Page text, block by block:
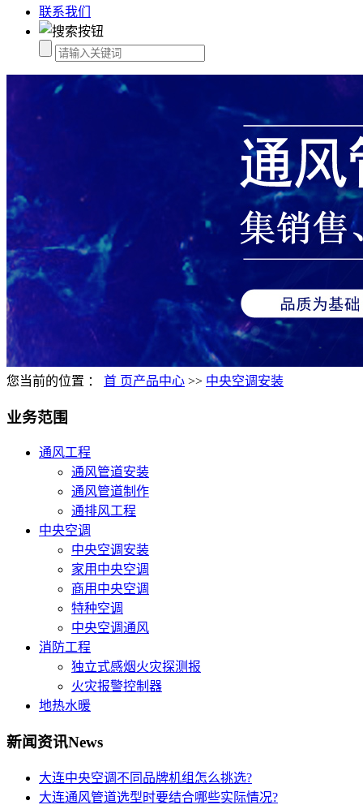
联系我们
您当前的位置 ： 首 页产品中心 >> 中央空调安装
业务范围
通风工程
通风管道安装
通风管道制作
通排风工程
中央空调
中央空调安装
家用中央空调
商用中央空调
特种空调
中央空调通风
消防工程
独立式感烟火灾探测报
火灾报警控制器
地热水暖
新闻资讯News
大连中央空调不同品牌机组怎么挑选?
大连通风管道选型时要结合哪些实际情况?